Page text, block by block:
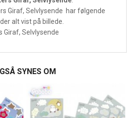
Giraf, Selvlysende har følgende
alt vist på billede.
Giraf, Selvlysende
SYNES OM